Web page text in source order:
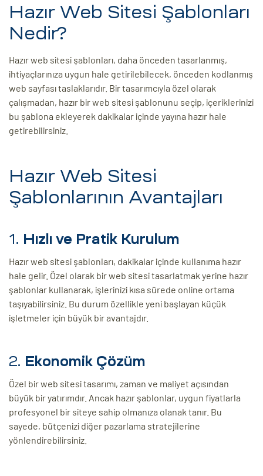
Hazır Web Sitesi Şablonları
Nedir?
Hazır web sitesi şablonları, daha önceden tasarlanmış,
ihtiyaçlarınıza uygun hale getirilebilecek, önceden kodlanmış
web sayfası taslaklarıdır. Bir tasarımcıyla özel olarak
çalışmadan, hazır bir web sitesi şablonunu seçip, içeriklerinizi
bu şablona ekleyerek dakikalar içinde yayına hazır hale
getirebilirsiniz.
Hazır Web Sitesi
Şablonlarının Avantajları
1. Hızlı ve Pratik Kurulum
Hazır web sitesi şablonları, dakikalar içinde kullanıma hazır
hale gelir. Özel olarak bir web sitesi tasarlatmak yerine hazır
şablonlar kullanarak, işlerinizi kısa sürede online ortama
taşıyabilirsiniz. Bu durum özellikle yeni başlayan küçük
işletmeler için büyük bir avantajdır.
2. Ekonomik Çözüm
Özel bir web sitesi tasarımı, zaman ve maliyet açısından
büyük bir yatırımdır. Ancak hazır şablonlar, uygun fiyatlarla
profesyonel bir siteye sahip olmanıza olanak tanır. Bu
sayede, bütçenizi diğer pazarlama stratejilerine
yönlendirebilirsiniz.